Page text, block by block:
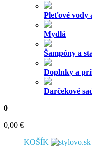
Pleťové vody
Mydlá
Šampóny a
Doplnky a
Darčekové
0
0,00 €
KOŠÍK